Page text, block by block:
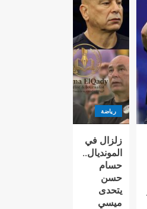
رياضة
زلزال في
المونديال..
حسام
حسن
يتحدى
ميسي